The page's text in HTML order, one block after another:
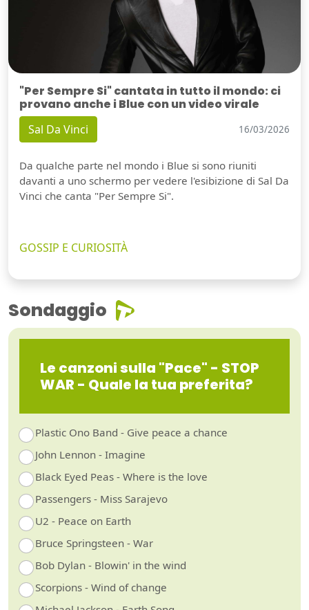
"Per Sempre Si" cantata in tutto il mondo: ci
provano anche i Blue con un video virale
Sal Da Vinci 16/03/2026
Da qualche parte nel mondo i Blue si sono riuniti
davanti a uno schermo per vedere l'esibizione di Sal Da
Vinci che canta "Per Sempre Si".
GOSSIP E CURIOSITÀ
Sondaggio
Le canzoni sulla "Pace" - STOP
WAR - Quale la tua preferita?
Plastic Ono Band - Give peace a chance
John Lennon - Imagine
Black Eyed Peas - Where is the love
Passengers - Miss Sarajevo
U2 - Peace on Earth
Bruce Springsteen - War
Bob Dylan - Blowin' in the wind
Scorpions - Wind of change